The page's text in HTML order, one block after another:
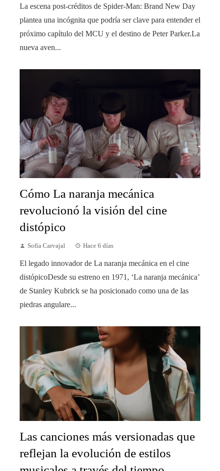
La escena post-créditos de Spider-Man: Brand New Day
plantea una incógnita que podría ser clave para entender el
próximo capítulo del MCU y el destino de Peter Parker.La
nueva aven...
Cómo La naranja mecánica
revolucionó la visión del cine
distópico
Sofía Carvajal Hace 6 días
El legado innovador de La naranja mecánica en el cine
distópicoDesde su estreno en 1971, ‘La naranja mecánica’
de Stanley Kubrick se ha posicionado como una de las
piedras angulare...
Las canciones más versionadas que
reflejan la evolución de estilos